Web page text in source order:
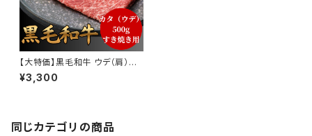
【大特価】黒毛和牛 ウデ（肩）す
き焼き用 500g
¥3,300
同じカテゴリの商品